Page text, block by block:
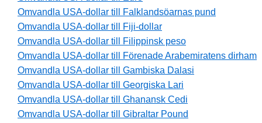
Omvandla USA-dollar till Falklandsöarnas pund
Omvandla USA-dollar till Fiji-dollar
Omvandla USA-dollar till Filippinsk peso
Omvandla USA-dollar till Förenade Arabemiratens dirham
Omvandla USA-dollar till Gambiska Dalasi
Omvandla USA-dollar till Georgiska Lari
Omvandla USA-dollar till Ghanansk Cedi
Omvandla USA-dollar till Gibraltar Pound